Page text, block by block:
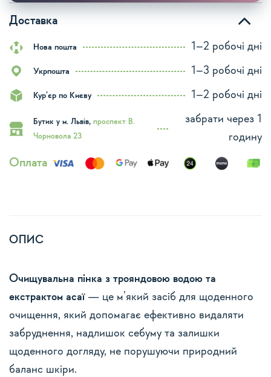
Доставка
Нова пошта 1–2 робочі дні
Укрпошта 1–3 робочі дні
Кур’єр по Києву 1–2 робочі дні
Бутик у м. Львів, проспект В.
Чорновола 23
забрати через 1
годину
Оплата
ОПИС
Очищувальна пінка з трояндовою водою та
екстрактом асаї— це м’який засіб для щоденного
очищення, який допомагає ефективно видаляти
забруднення, надлишок себуму та залишки
щоденного догляду, не порушуючи природний
баланс шкіри.